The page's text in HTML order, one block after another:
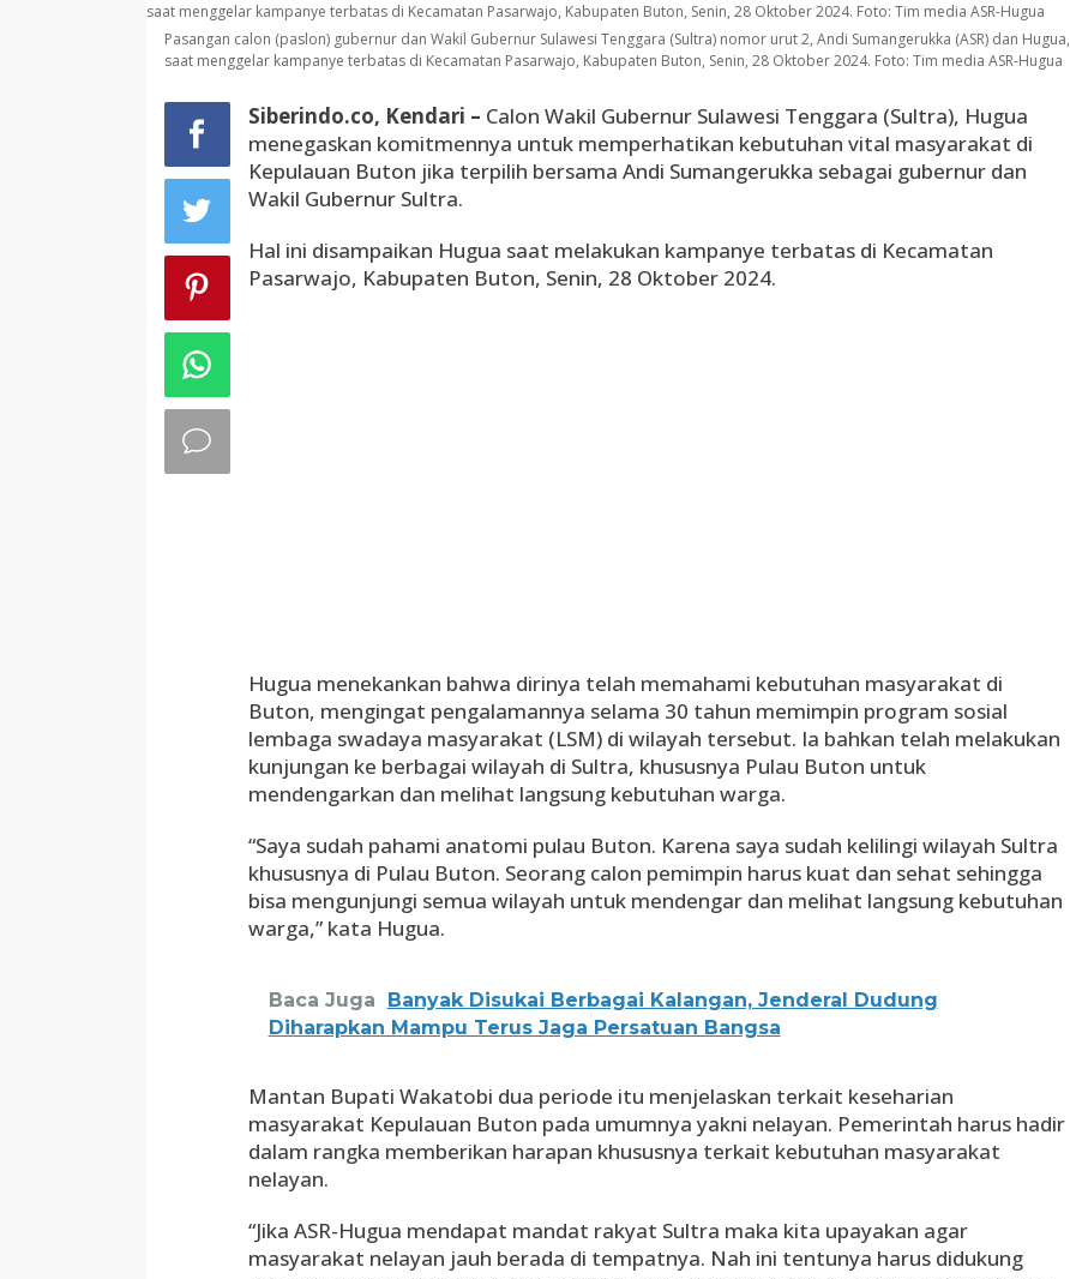
Pasangan calon (paslon) gubernur dan Wakil Gubernur Sulawesi Tenggara (Sultra) nomor urut 2, Andi Sumangerukka (ASR) dan Hugua,
saat menggelar kampanye terbatas di Kecamatan Pasarwajo, Kabupaten Buton, Senin, 28 Oktober 2024. Foto: Tim media ASR-Hugua
Siberindo.co, Kendari – Calon Wakil Gubernur Sulawesi Tenggara (Sultra), Hugua
menegaskan komitmennya untuk memperhatikan kebutuhan vital masyarakat di
Kepulauan Buton jika terpilih bersama Andi Sumangerukka sebagai gubernur dan
Wakil Gubernur Sultra.
Hal ini disampaikan Hugua saat melakukan kampanye terbatas di Kecamatan
Pasarwajo, Kabupaten Buton, Senin, 28 Oktober 2024.
Hugua menekankan bahwa dirinya telah memahami kebutuhan masyarakat di
Buton, mengingat pengalamannya selama 30 tahun memimpin program sosial
lembaga swadaya masyarakat (LSM) di wilayah tersebut. Ia bahkan telah melakukan
kunjungan ke berbagai wilayah di Sultra, khususnya Pulau Buton untuk
mendengarkan dan melihat langsung kebutuhan warga.
“Saya sudah pahami anatomi pulau Buton. Karena saya sudah kelilingi wilayah Sultra
khususnya di Pulau Buton. Seorang calon pemimpin harus kuat dan sehat sehingga
bisa mengunjungi semua wilayah untuk mendengar dan melihat langsung kebutuhan
warga,” kata Hugua.
Baca Juga
Banyak Disukai Berbagai Kalangan, Jenderal Dudung
Diharapkan Mampu Terus Jaga Persatuan Bangsa
Mantan Bupati Wakatobi dua periode itu menjelaskan terkait keseharian
masyarakat Kepulauan Buton pada umumnya yakni nelayan. Pemerintah harus hadir
dalam rangka memberikan harapan khususnya terkait kebutuhan masyarakat
nelayan.
“Jika ASR-Hugua mendapat mandat rakyat Sultra maka kita upayakan agar
masyarakat nelayan jauh berada di tempatnya. Nah ini tentunya harus didukung